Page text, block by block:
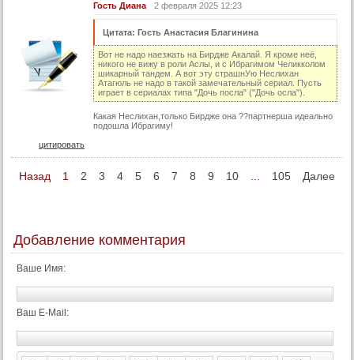
Гость Диана 2 февраля 2025 12:23
Цитата: Гость Анастасия Благинина
Вот не надо наезжать на Бирдже Акалай. Я кроме неё,
никого не вижу в роли Аслы, и с Ибрагимом Челикколом
шикарный тандем. А вот эту страшнУю Неслихан
Атагюль не надо в такой замечательный сериал. Пусть
играет в сериалах типа "Дочь посла" ("Дочь осла").
Какая Неслихан,только Бирдже она ??партнерша идеально
подошла Ибрагиму!
цитировать
Назад 1 2 3 4 5 6 7 8 9 10 105 Далее
Добавление комментария
Ваше Имя:
Ваш E-Mail: